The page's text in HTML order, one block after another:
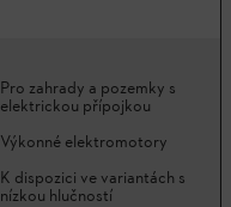
Pro zahrady a pozemky s
elektrickou přípojkou
Výkonné elektromotory
K dispozici ve variantách s
nízkou hlučností